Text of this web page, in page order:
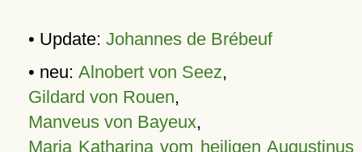
• Update: Johannes de Brébeuf
• neu: Alnobert von Seez,
Gildard von Rouen,
Manveus von Bayeux,
Maria Katharina vom heiligen Augustinus